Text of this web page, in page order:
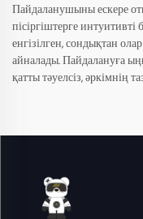
Пайдаланушыны ескере
пісіргіштерге
енгізілген, сондықтан
айналады. Пайдалануға
қатты тәуелсіз, әркімнің